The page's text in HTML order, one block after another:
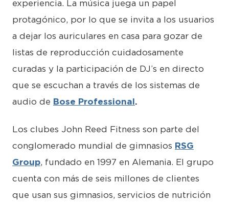
experiencia. La música juega un papel
protagónico, por lo que se invita a los usuarios
a dejar los auriculares en casa para gozar de
listas de reproducción cuidadosamente
curadas y la participación de DJ’s en directo
que se escuchan a través de los sistemas de
audio de Bose Professional.
Los clubes John Reed Fitness son parte del
conglomerado mundial de gimnasios RSG
Group, fundado en 1997 en Alemania. El grupo
cuenta con más de seis millones de clientes
que usan sus gimnasios, servicios de nutrición